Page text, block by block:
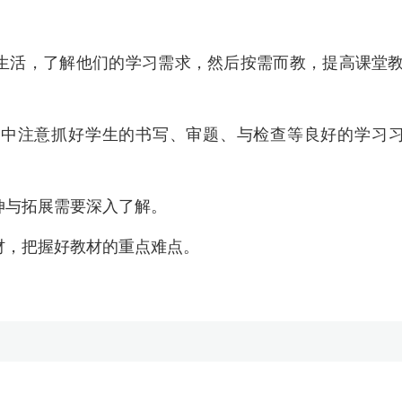
活，了解他们的学习需求，然后按需而教，提高课堂
注意抓好学生的书写、审题、与检查等良好的学习
拓展需要深入了解。
把握好教材的重点难点。